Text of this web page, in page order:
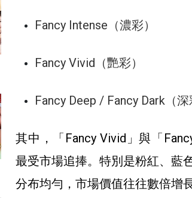
Fancy Intense（濃彩）
Fancy Vivid（艷彩）
Fancy Deep / Fancy Dark（深
其中，「Fancy Vivid」與「
最受市場追捧。特別是粉紅、藍
分布均勻，市場價值往往數倍增